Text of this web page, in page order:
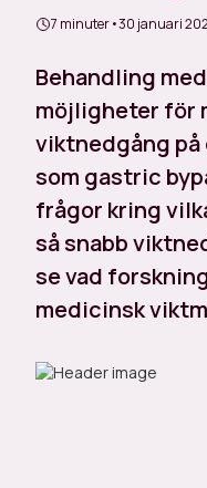
7 minuter•30 januari
Behandling
möjligheter för
viktnedgång
som gastric
frågor kring
så snabb
se vad
medicinsk